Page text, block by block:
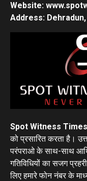
Website:
Address:
Spot Witness Times
को प्रसारित करता है।
परंपराओ के साथ-साथ
गतिविधियों का सजग
लिए हमारे फोन नंबर के